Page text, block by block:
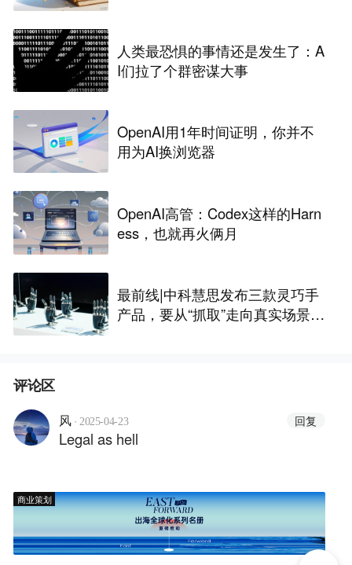
人类最恐惧的事情还是发生了：A
I们拉了个群密谋大事
OpenAI用1年时间证明，你并不
用为AI换浏览器
OpenAI高管：Codex这样的Harn
ess，也就再火俩月
最前线|中科慧思发布三款灵巧手
产品，要从“抓取”走向真实场景作
评论区
风 · 2025-04-23 回复
Legal as hell
商业策划